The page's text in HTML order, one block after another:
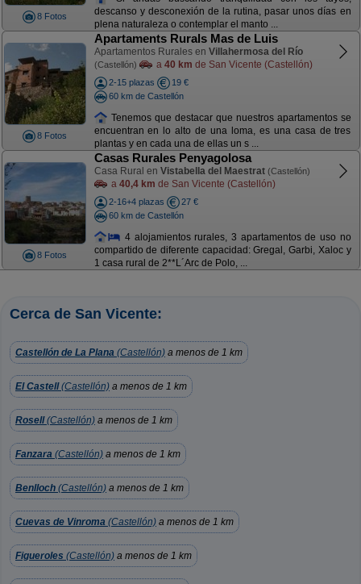
8 Fotos
descanso y desconexión de la rutina, pasar unos días en
plena naturaleza o contemplar el manto ...
8 Fotos
Apartaments Rurals Mas de Luis
Apartamentos Rurales en Villahermosa del Río
(Castellón) a 40 km de San Vicente (Castellón)
2-15 plazas
19 €
60 km de Castellón
Tenemos que destacar que nuestros apartamentos se
encuentran en lo alto de una loma, es una casa de tres
plantas y en cada una de ellas un s ...
8 Fotos
Casas Rurales Penyagolosa
Casa Rural en Vistabella del Maestrat (Castellón)
a 40,4 km de San Vicente (Castellón)
2-16+4 plazas
27 €
60 km de Castellón
4 alojamientos rurales, 3 apartamentos de uso no
compartido de diferente capacidad: Gregal, Garbi, Xaloc y
1 casa rural de 2**L´Arc de Polo, ...
Cerca de San Vicente:
Castellón de La Plana (Castellón) a menos de 1 km
El Castell(Castellón) a menos de 1 km
Rosell(Castellón) a menos de 1 km
Fanzara (Castellón) a menos de 1 km
Benlloch (Castellón) a menos de 1 km
Cuevas de Vinroma (Castellón) a menos de 1 km
Figueroles (Castellón) a menos de 1 km